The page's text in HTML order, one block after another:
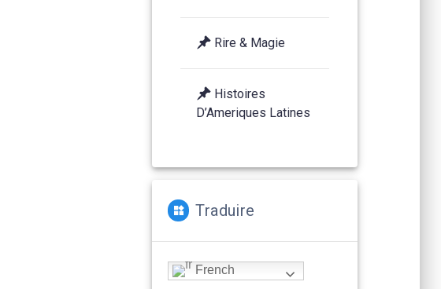
Rire & Magie
Histoires
D’Ameriques Latines
Traduire
French